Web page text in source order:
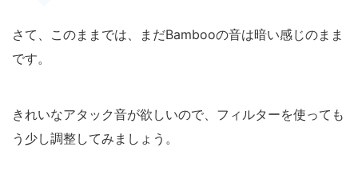
さて、このままでは、まだBambooの音は暗い感じのまま
です。
きれいなアタック音が欲しいので、フィルターを使っても
う少し調整してみましょう。